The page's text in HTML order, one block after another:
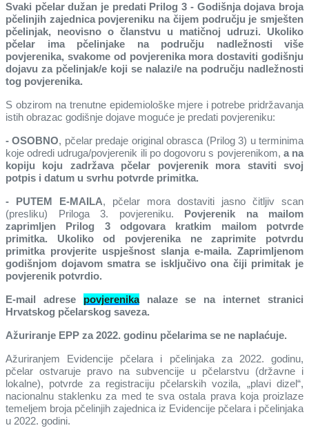
Svaki pčelar dužan je predati Prilog 3 - Godišnja dojava broja
pčelinjih zajednica povjereniku na čijem području je smješten
pčelinjak, neovisno o članstvu u matičnoj udruzi. Ukoliko
pčelar ima pčelinjake na području nadležnosti više
povjerenika, svakome od povjerenika mora dostaviti godišnju
dojavu za pčelinjak/e koji se nalazi/e na području nadležnosti
tog povjerenika.
S obzirom na trenutne epidemiološke mjere i potrebe pridržavanja
istih obrazac godišnje dojave moguće je predati povjereniku:
- OSOBNO, pčelar predaje original obrasca (Prilog 3) u terminima
koje odredi udruga/povjerenik ili po dogovoru s povjerenikom, a na
kopiju koju zadržava pčelar povjerenik mora staviti svoj
potpis i datum u svrhu potvrde primitka.
- PUTEM E-MAILA, pčelar mora dostaviti jasno čitljiv scan
(presliku) Priloga 3. povjereniku. Povjerenik na mailom
zaprimljen Prilog 3 odgovara kratkim mailom potvrde
primitka. Ukoliko od povjerenika ne zaprimite potvrdu
primitka provjerite uspješnost slanja e-maila. Zaprimljenom
godišnjom dojavom smatra se isključivo ona čiji primitak je
povjerenik potvrdio.
E-mail adrese povjerenikanalaze se na internet stranici
Hrvatskog pčelarskog saveza.
Ažuriranje EPP za 2022. godinu pčelarima se ne naplaćuje.
Ažuriranjem Evidencije pčelara i pčelinjaka za 2022. godinu,
pčelar ostvaruje pravo na subvencije u pčelarstvu (državne i
lokalne), potvrde za registraciju pčelarskih vozila, „plavi dizel“,
nacionalnu staklenku za med te sva ostala prava koja proizlaze
temeljem broja pčelinjih zajednica iz Evidencije pčelara i pčelinjaka
u 2022. godini.